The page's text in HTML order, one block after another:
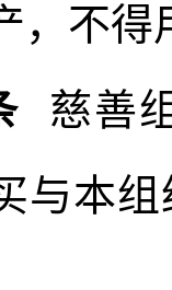
，不得
慈善
与本